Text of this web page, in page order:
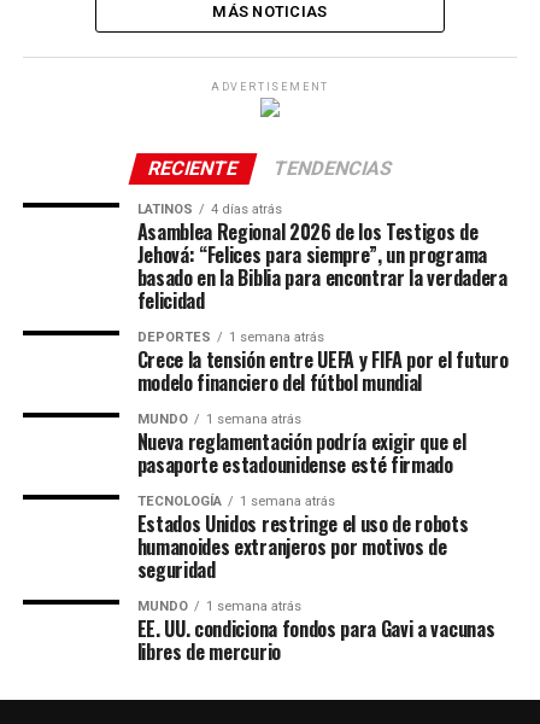
MÁS NOTICIAS
ADVERTISEMENT
RECIENTE TENDENCIAS
LATINOS 4 días atrás
Asamblea Regional 2026 de los Testigos de
Jehová: “Felices para siempre”, un programa
basado en la Biblia para encontrar la verdadera
felicidad
DEPORTES 1 semana atrás
Crece la tensión entre UEFA y FIFA por el futuro
modelo financiero del fútbol mundial
MUNDO 1 semana atrás
Nueva reglamentación podría exigir que el
pasaporte estadounidense esté firmado
TECNOLOGÍA 1 semana atrás
Estados Unidos restringe el uso de robots
humanoides extranjeros por motivos de
seguridad
MUNDO 1 semana atrás
EE. UU. condiciona fondos para Gavi a vacunas
libres de mercurio